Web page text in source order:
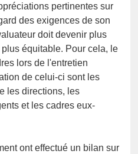
pertinentes sur
des exigences de son
doit devenir plus
équitable. Pour cela, le
lors de l'entretien
de celui-ci sont les
les directions, les
et les cadres eux-
ont effectué un bilan sur